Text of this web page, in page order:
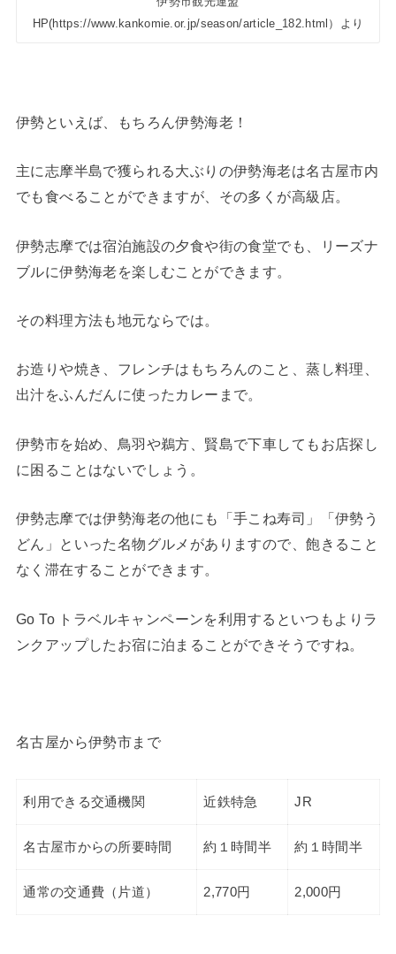
HP(https://www.kankomie.or.jp/season/article_182.html）より
伊勢といえば、もちろん伊勢海老！
主に志摩半島で獲られる大ぶりの伊勢海老は名古屋市内
でも食べることができますが、その多くが高級店。
伊勢志摩では宿泊施設の夕食や街の食堂でも、リーズナ
ブルに伊勢海老を楽しむことができます。
その料理方法も地元ならでは。
お造りや焼き、フレンチはもちろんのこと、蒸し料理、
出汁をふんだんに使ったカレーまで。
伊勢市を始め、鳥羽や鵜方、賢島で下車してもお店探し
に困ることはないでしょう。
伊勢志摩では伊勢海老の他にも「手こね寿司」「伊勢う
どん」といった名物グルメがありますので、飽きること
なく滞在することができます。
Go To トラベルキャンペーンを利用するといつもよりラ
ンクアップしたお宿に泊まることができそうですね。
名古屋から伊勢市まで
利用できる交通機関 近鉄特急 JR
名古屋市からの所要時間 約１時間半 約１時間半
通常の交通費（片道） 2,770円 2,000円